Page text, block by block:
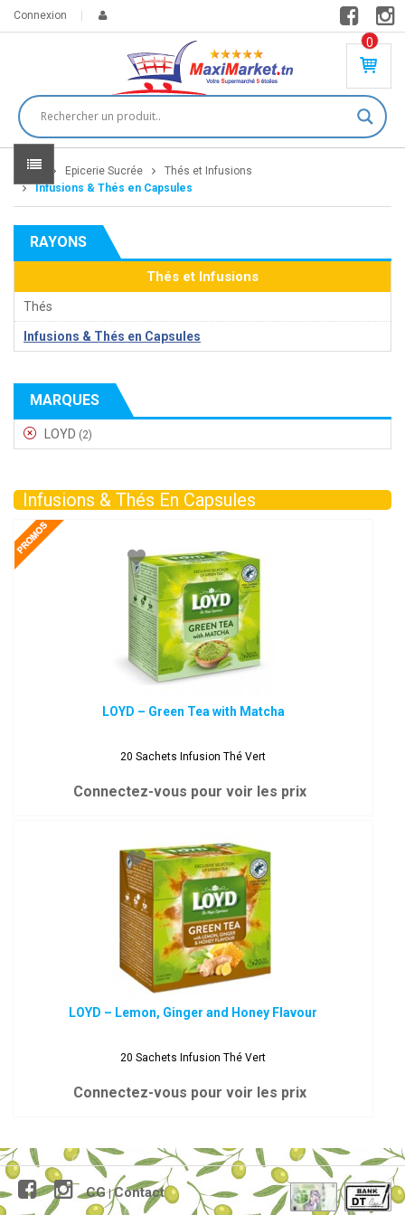
Connexion
0
PR
DU
IT(
S)
Home Epicerie Sucrée
Thés et Infusions
Infusions & Thés en Capsules
RAYONS
Thés et Infusions
Thés
Infusions & Thés en Capsules
MARQUES
LOYD (2)
Infusions & Thés En Capsules
LOYD – Green Tea with Matcha
20 Sachets Infusion Thé Vert
Connectez-vous pour voir les prix
LOYD – Lemon, Ginger and Honey Flavour
20 Sachets Infusion Thé Vert
Connectez-vous pour voir les prix
CG|Contact